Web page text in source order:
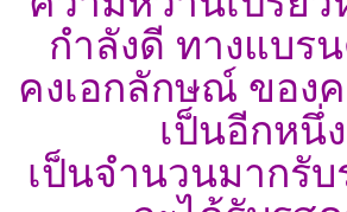
กำลังดี ทางแบร
คงเอกลักษณ์ ของ
เป็นอีกหนึ่
เป็นจำนวนมากรับ